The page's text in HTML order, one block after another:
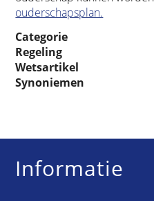
ouderschapsplan.
Categorie
Regeling
Wetsartikel
Synoniemen
Informatie